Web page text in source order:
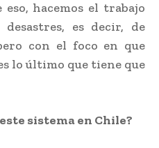
eso, hacemos el trabajo
es decir, de
con el foco en que
lo último que tiene que
sistema en Chile?